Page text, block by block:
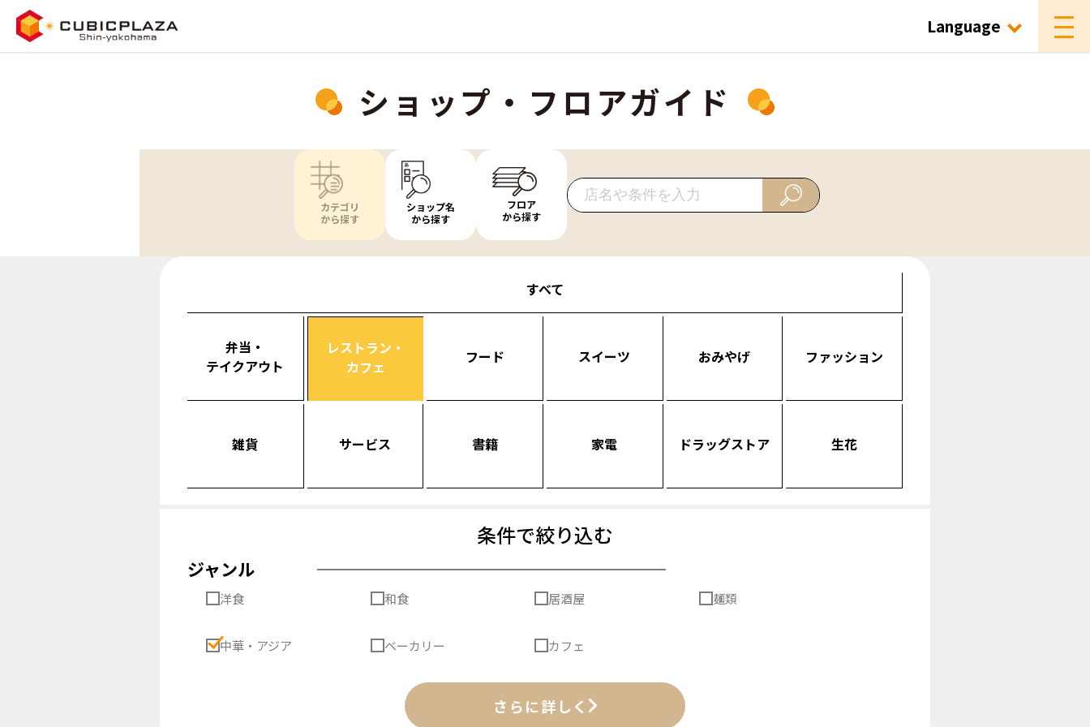
Language
ショップ・フロアガイド
カテゴリ
から探す
ショップ名
から探す
フロア
から探す
すべて
弁当・
テイクアウト
レストラン・
カフェ
フード スイーツ おみやげ ファッション
雑貨 サービス 書籍 家電 ドラッグストア 生花
条件で絞り込む
ジャンル
洋食 和食 居酒屋 麺類
中華・アジア ベーカリー カフェ
さらに詳しく